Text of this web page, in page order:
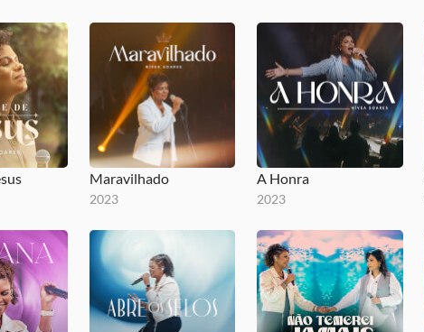
Maravilhado
2023
A Honra
2023